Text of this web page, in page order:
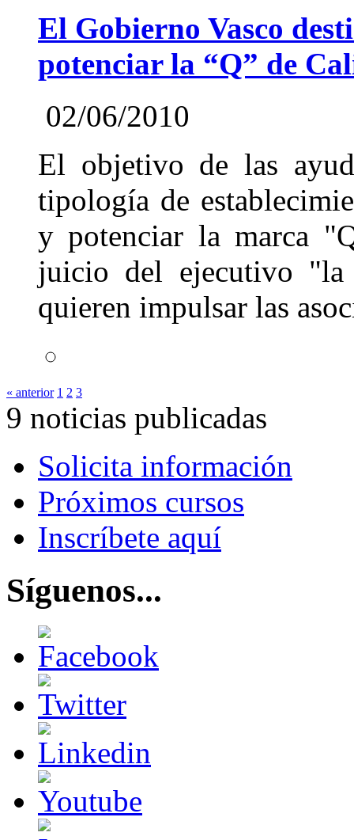
El Gobierno Vasco
potenciar la “Q” de
02/06/2010
El objetivo de las
tipología de
y potenciar la marca
juicio del ejecutivo
quieren impulsar las
« anterior 1 2 3
9 noticias publicadas
Solicita información
Próximos cursos
Inscríbete aquí
Síguenos...